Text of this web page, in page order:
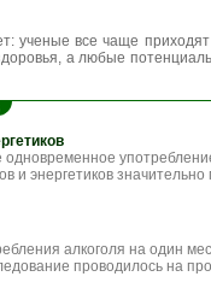
ученые все чаще приходят
а любые
и энергетиков
алкоголя на один
проводилось на